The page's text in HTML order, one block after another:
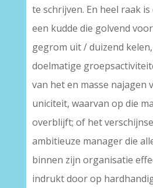
te schrijven. En heel raak is
een kudde die golvend
gegrom uit / duizend
doelmatige
van het en masse najagen
uniciteit, waarvan op die
overblijft; of het
ambitieuze manager die
binnen zijn organisatie
indrukt door op